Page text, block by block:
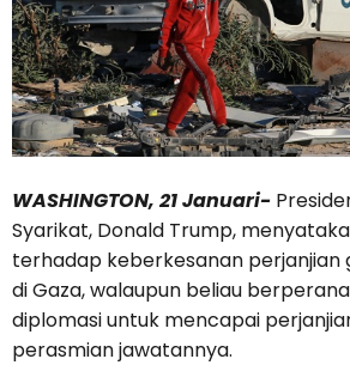
WASHINGTON, 21 Januari-
Syarikat, Donald Trump,
terhadap keberkesanan perjanjian
di Gaza, walaupun beliau
diplomasi untuk mencapai
perasmian jawatannya.